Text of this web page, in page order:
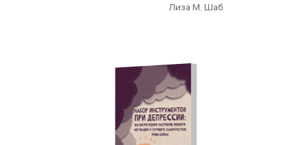
Лиза М. Шаб
Путешествия. Хобби. Спорт